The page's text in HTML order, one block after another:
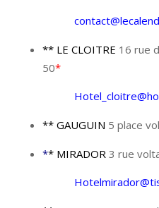
** LE CLOITRE 16 rue
50*
** GAUGUIN 5 place
** MIRADOR 3 rue